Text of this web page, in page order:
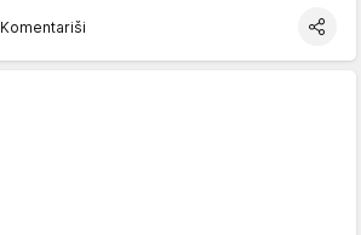
Komentariši